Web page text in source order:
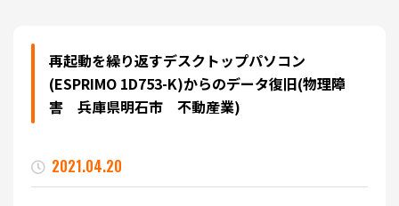
再起動を繰り返すデスクトップパソコン
(ESPRIMO 1D753-K)からのデータ復旧(物理障
害 兵庫県明石市 不動産業)
2021.04.20